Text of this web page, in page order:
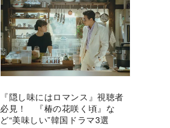
『隠し味にはロマンス』視聴者
必見！ 『椿の花咲く頃』な
ど“美味しい”韓国ドラマ3選